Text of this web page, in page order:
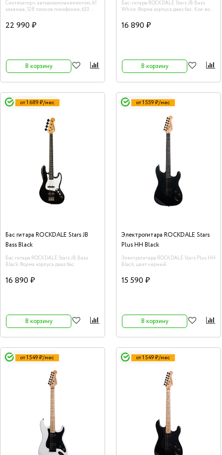
Синтезатор с автоаккомпанементом, 61
клавиша, 128 голосов полифонии, 633
функция обучения, цифровой микшер,
наложение тембров, разделение
22 990 ₽
В корзину
Бас-гитара ROCKDALE Stars JB Bass
White. Форма корпуса джаз бас. Кол-во
16 890 ₽
В корзину
от 1 689 ₽/мес
Бас гитара ROCKDALE Stars JB
Bass Black
Бас гитара ROCKDALE Stars JB Bass
Black. Форма корпуса джаз бас.
16 890 ₽
В корзину
от 1 559 ₽/мес
Электрогитара ROCKDALE Stars
Plus HH Black
Электрогитара ROCKDALE Stars Plus HH
Black, цвет черный.
15 590 ₽
В корзину
от 1 549 ₽/мес от 1 549 ₽/мес